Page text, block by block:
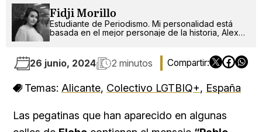
Fidji Morillo
Estudiante de Periodismo. Mi personalidad está
basada en el mejor personaje de la historia, Alex
26 junio, 2024 2 minutos
Temas: Alicante, Colectivo LGTBIQ+, España
Las pegatinas que han aparecido en algunas